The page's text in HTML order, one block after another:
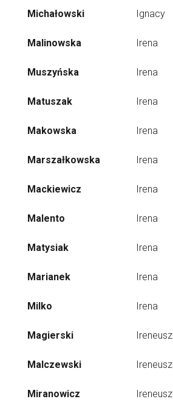
Michałowski Ignacy
Malinowska Irena
Muszyńska Irena
Matuszak Irena
Makowska Irena
Marszałkowska Irena
Mackiewicz Irena
Malento Irena
Matysiak Irena
Marianek Irena
Milko Irena
Magierski Ireneusz
Malczewski Ireneusz
Miranowicz Ireneusz